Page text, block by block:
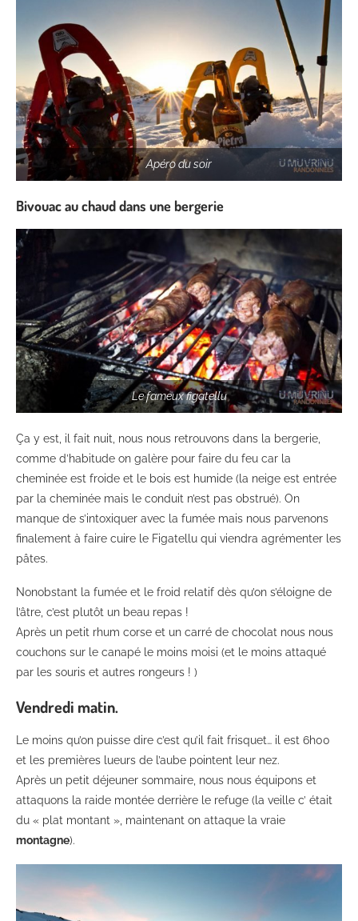
Apéro du soir
Bivouac au chaud dans une bergerie
Le fameux figatellu
Ça y est, il fait nuit, nous nous retrouvons dans la bergerie,
comme d’habitude on galère pour faire du feu car la
cheminée est froide et le bois est humide (la neige est entrée
par la cheminée mais le conduit n’est pas obstrué). On
manque de s’intoxiquer avec la fumée mais nous parvenons
finalement à faire cuire le Figatellu qui viendra agrémenter les
pâtes.
Nonobstant la fumée et le froid relatif dès qu’on s’éloigne de
l’âtre, c’est plutôt un beau repas !
Après un petit rhum corse et un carré de chocolat nous nous
couchons sur le canapé le moins moisi (et le moins attaqué
par les souris et autres rongeurs ! )
Vendredi matin.
Le moins qu’on puisse dire c’est qu’il fait frisquet… il est 6h00
et les premières lueurs de l’aube pointent leur nez.
Après un petit déjeuner sommaire, nous nous équipons et
attaquons la raide montée derrière le refuge (la veille c’ était
du « plat montant », maintenant on attaque la vraie
montagne).